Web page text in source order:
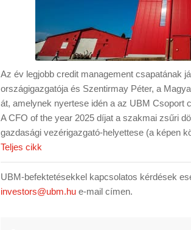
Az év legjobb credit management csapatának
országigazgatója és Szentirmay Péter, a
át, amelynek nyertese idén a az UBM Csoport
A CFO of the year 2025 díjat a szakmai zsűri
gazdasági vezérigazgató-helyettese (a képen
Teljes cikk
UBM-befektetésekkel kapcsolatos kérdések
investors@ubm.hu e-mail címen.